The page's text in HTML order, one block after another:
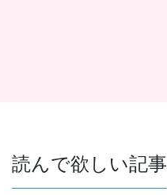
読んで欲しい記事